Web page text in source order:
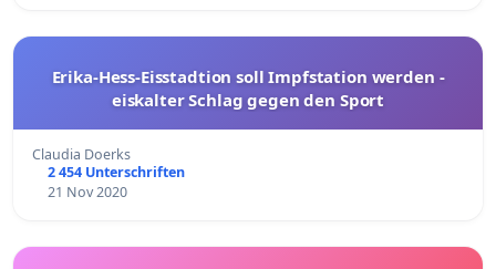
Erika-Hess-Eisstadtion soll Impfstation werden -
eiskalter Schlag gegen den Sport
Claudia Doerks
2 454 Unterschriften
21 Nov 2020